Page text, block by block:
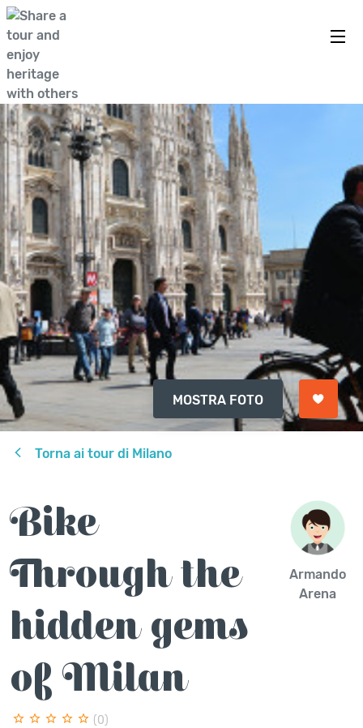
MOSTRA FOTO
Torna ai tour di Milano
Bike
Through the
hidden gems
of Milan
(0)
Armando
Arena